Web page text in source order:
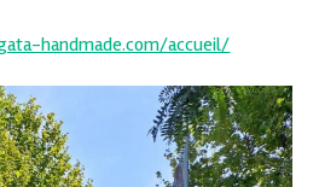
handmade.com/accueil/